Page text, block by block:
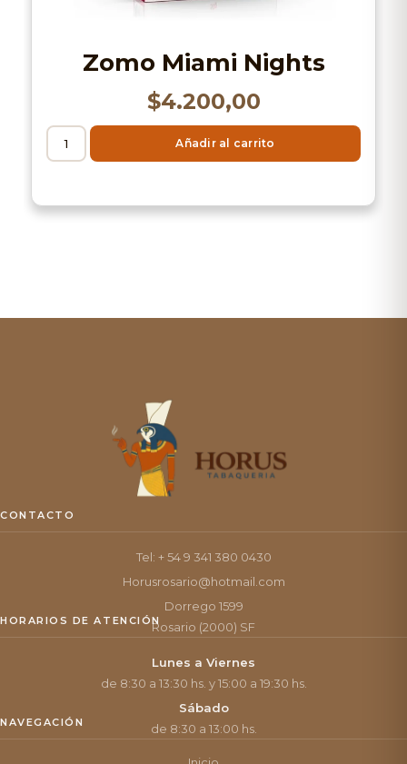
Zomo Miami Nights
$4.200,00
Añadir al carrito
CONTACTO
Tel: + 54 9 341 380 0430
Horusrosario@hotmail.com
Dorrego 1599
Rosario (2000) SF
HORARIOS DE ATENCIÓN
Lunes a Viernes
de 8:30 a 13:30 hs. y 15:00 a 19:30 hs.
Sábado
de 8:30 a 13:00 hs.
NAVEGACIÓN